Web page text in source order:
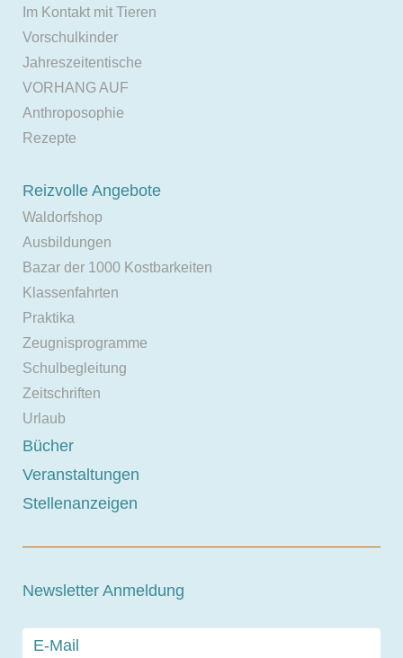
Im Kontakt mit Tieren
Vorschulkinder
Jahreszeitentische
VORHANG AUF
Anthroposophie
Rezepte
Reizvolle Angebote
Waldorfshop
Ausbildungen
Bazar der 1000 Kostbarkeiten
Klassenfahrten
Praktika
Zeugnisprogramme
Schulbegleitung
Zeitschriften
Urlaub
Bücher
Veranstaltungen
Stellenanzeigen
Newsletter Anmeldung